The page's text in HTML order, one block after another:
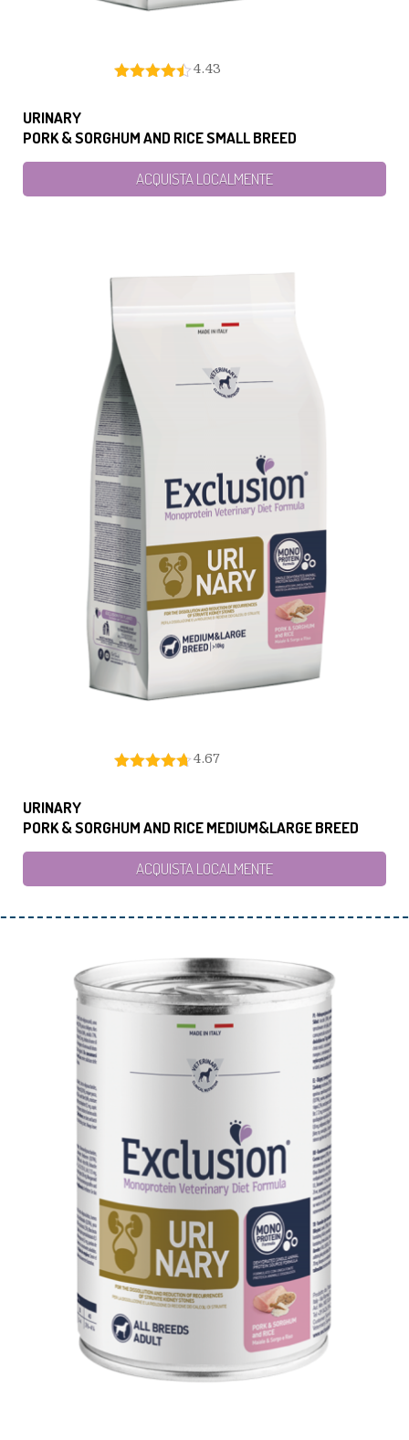
4.43
URINARY
PORK & SORGHUM AND RICE SMALL BREED
ACQUISTA LOCALMENTE
4.67
URINARY
PORK & SORGHUM AND RICE MEDIUM&LARGE BREED
ACQUISTA LOCALMENTE